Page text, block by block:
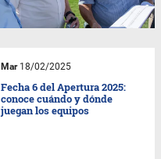
Mar18/02/2025
Fecha 6 del Apertura 2025:
conoce cuándo y dónde
juegan los equipos